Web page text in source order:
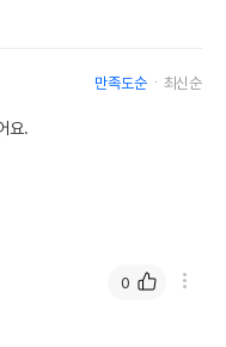
만족도순 최신순
요.
0